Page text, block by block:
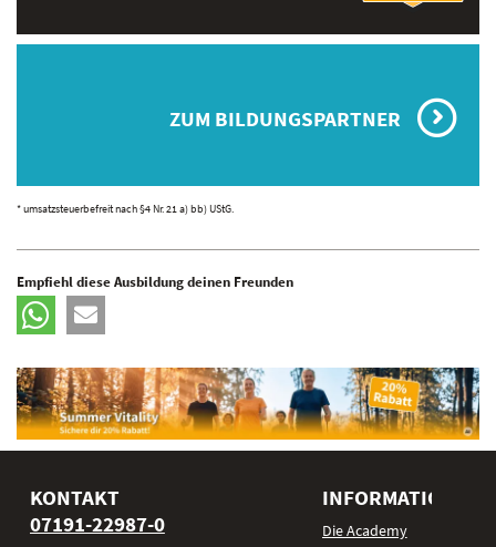
ZUM BILDUNGSPARTNER
* umsatzsteuerbefreit nach §4 Nr. 21 a) bb) UStG.
Empfiehl diese Ausbildung deinen Freunden
KONTAKT
07191-22987-0
INFORMATIONEN
Die Academy